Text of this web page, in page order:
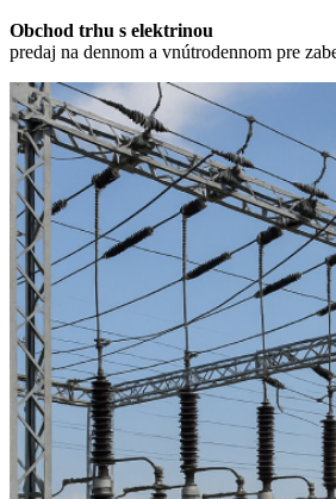
Obchod trhu s elektrinou
predaj na dennom a vnútrodennom pre